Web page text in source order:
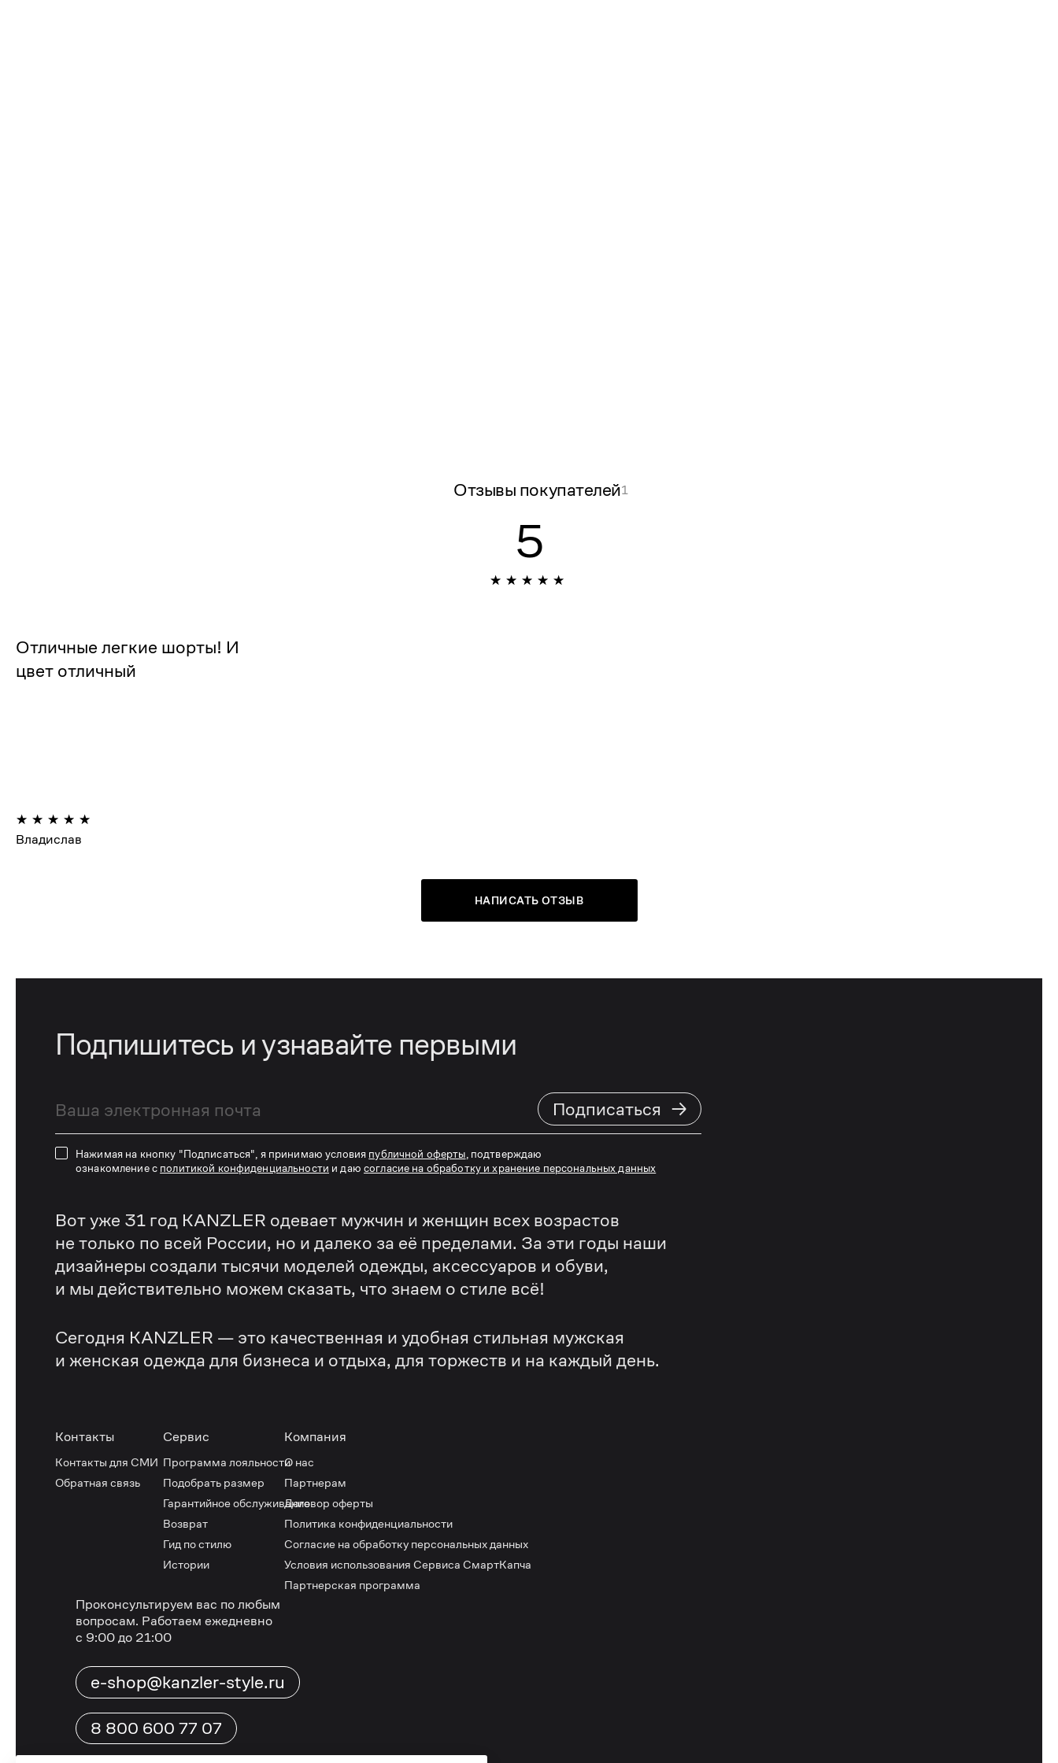
Отзывы покупателей1
5
Отличные легкие шорты! И
цвет отличный
Владислав
НАПИСАТЬ ОТЗЫВ
Подпишитесь и узнавайте первыми
Подписаться →
Нажимая на кнопку "Подписаться", я принимаю условия публичной оферты , подтверждаю
ознакомление с политикой конфиденциальности и даюсогласие на обработку и хранение персональных данных
Вот уже 31 год KANZLER одевает мужчин и женщин всех возрастов
не только по всей России, но и далеко за её пределами. За эти годы наши
дизайнеры создали тысячи моделей одежды, аксессуаров и обуви,
и мы действительно можем сказать, что знаем о стиле всё!
Сегодня KANZLER — это качественная и удобная стильная мужская
и женская одежда для бизнеса и отдыха, для торжеств и на каждый день.
Контакты
Контакты для СМИ
Обратная связь
Сервис
Программа лояльности
Подобрать размер
Гарантийное обслуживание
Возврат
Гид по стилю
Истории
Компания
О нас
Партнерам
Договор оферты
Политика конфиденциальности
Согласие на обработку персональных данных
Условия использования Сервиса СмартКапча
Партнерская программа
Проконсультируем вас по любым
вопросам. Работаем ежедневно
с 9:00 до 21:00
e-shop@kanzler-style.ru
8 800 600 77 07